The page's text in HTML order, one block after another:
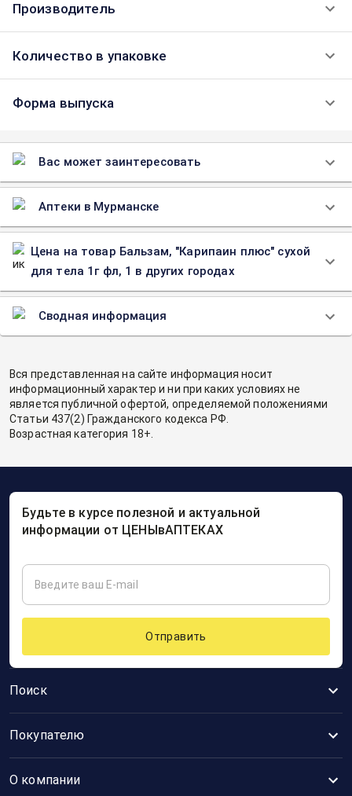
Производитель
Количество в упаковке
Форма выпуска
Вас может заинтересовать
Аптеки в Мурманске
Цена на товар Бальзам, "Карипаин плюс" сухой
для тела 1г фл, 1 в других городах
Сводная информация
Вся представленная на сайте информация носит
информационный характер и ни при каких условиях не
является публичной офертой, определяемой положениями
Статьи 437(2) Гражданского кодекса РФ.
Возрастная категория 18+.
Поиск
Покупателю
О компании
Будьте в курсе полезной и актуальной
информации от ЦЕНЫвАПТЕКАХ
Отправить